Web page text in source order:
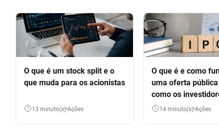
O que é um stock split e o
que muda para os acionistas
13 minuto(s) Ações
O que é e como
uma oferta
como os
participar
14 minuto(s) Ações